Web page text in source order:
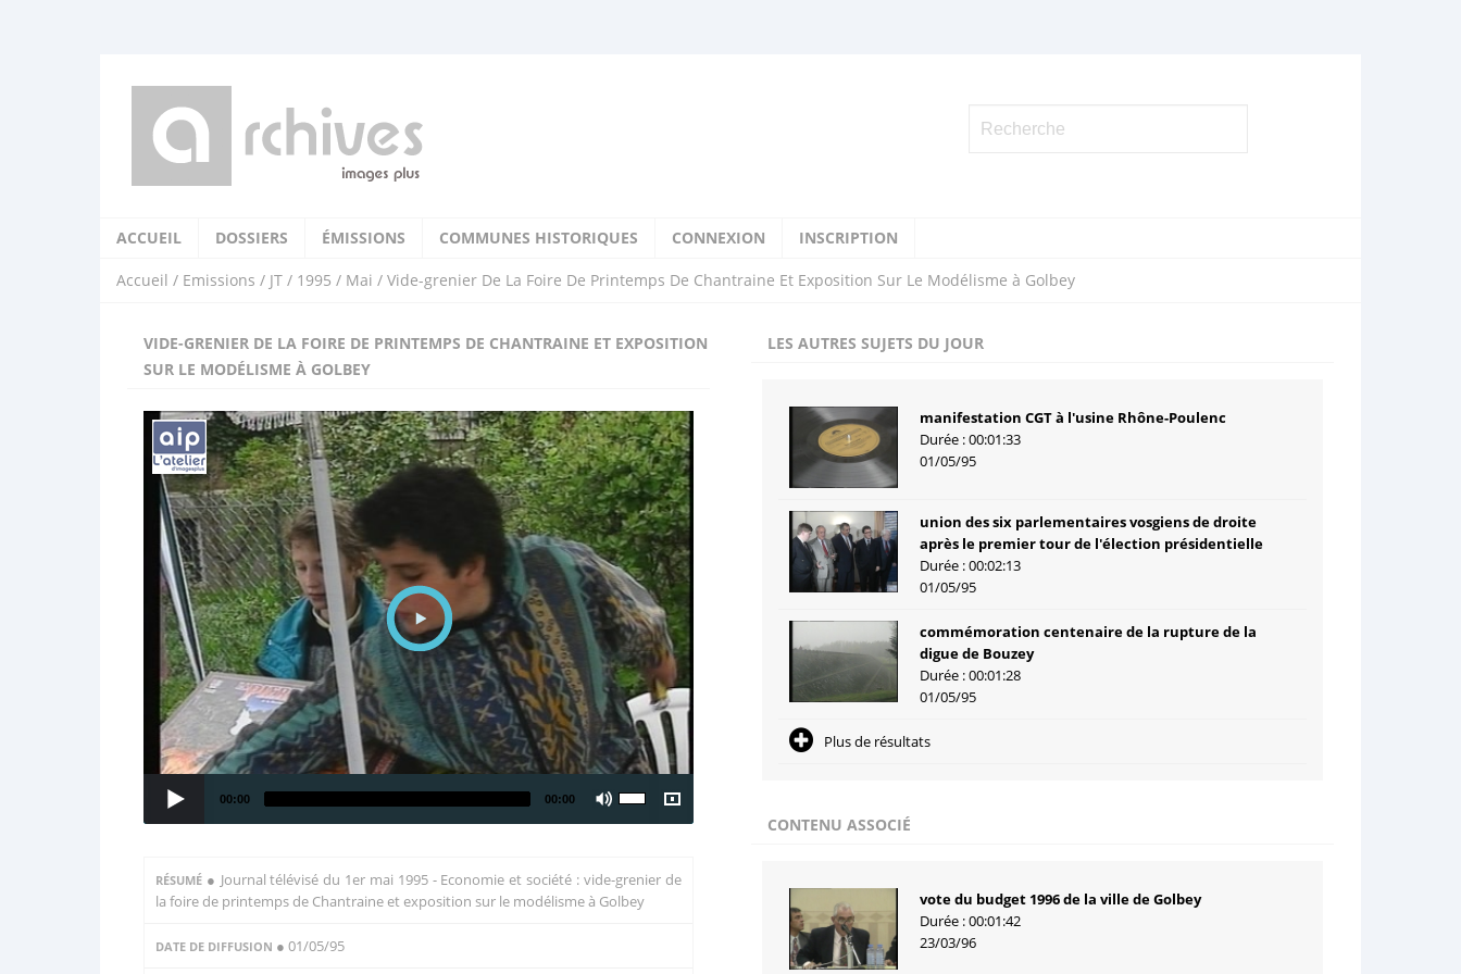
ACCUEIL DOSSIERS ÉMISSIONS COMMUNES HISTORIQUES CONNEXION INSCRIPTION
Accueil / Emissions / JT / 1995 / Mai / Vide-grenier De La Foire De Printemps De Chantraine Et Exposition Sur Le Modélisme à Golbey
VIDE-GRENIER DE LA FOIRE DE PRINTEMPS DE CHANTRAINE ET EXPOSITION
SUR LE MODÉLISME À GOLBEY
00:00 00:00
RÉSUMÉ ● Journal télévisé du 1er mai 1995 - Economie et société : vide-grenier de
la foire de printemps de Chantraine et exposition sur le modélisme à Golbey
DATE DE DIFFUSION ● 01/05/95
LES AUTRES SUJETS DU JOUR
manifestation CGT à l'usine Rhône-Poulenc
Durée : 00:01:33
01/05/95
union des six parlementaires vosgiens de droite
après le premier tour de l'élection présidentielle
Durée : 00:02:13
01/05/95
commémoration centenaire de la rupture de la
digue de Bouzey
Durée : 00:01:28
01/05/95
Plus de résultats
CONTENU ASSOCIÉ
vote du budget 1996 de la ville de Golbey
Durée : 00:01:42
23/03/96